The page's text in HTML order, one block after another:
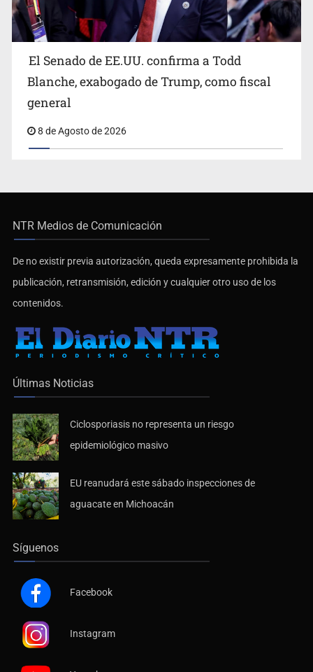
El Senado de EE.UU. confirma a Todd
Blanche, exabogado de Trump, como fiscal
general
8 de Agosto de 2026
NTR Medios de Comunicación
De no existir previa autorización, queda expresamente prohibida la
publicación, retransmisión, edición y cualquier otro uso de los
contenidos.
Últimas Noticias
Ciclosporiasis no representa un riesgo
epidemiológico masivo
EU reanudará este sábado inspecciones de
aguacate en Michoacán
Síguenos
Facebook
Instagram